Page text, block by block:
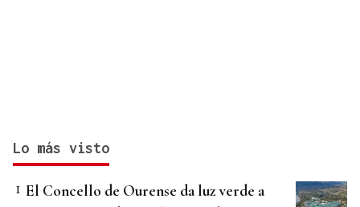
Lo más visto
El Concello de Ourense da luz verde a